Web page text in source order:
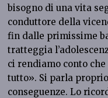
bisogno di una vita
conduttore della
fin dalle primissime
tratteggia
ci rendiamo conto
tutto». Si parla
conseguenze. Lo